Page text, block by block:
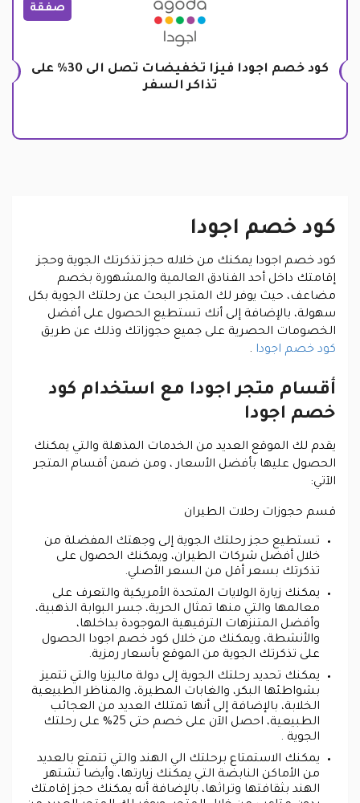
صفقة
كود خصم اجودا فيزا تخفيضات تصل الى 30% على
تذاكر السفر
كود خصم اجودا
كود خصم اجودا يمكنك من خلاله حجز تذكرتك الجوية وحجز
إقامتك داخل أحد الفنادق العالمية والمشهورة بخصم
مضاعف، حيث يوفر لك المتجر البحث عن رحلتك الجوية بكل
سهولة، بالإضافة إلى أنك تستطيع الحصول على أفضل
الخصومات الحصرية على جميع حجوزاتك وذلك عن طريق
كود خصم اجودا .
أقسام متجر اجودا مع استخدام كود
خصم اجودا
يقدم لك الموقع العديد من الخدمات المذهلة والتي يمكنك
الحصول عليها بأفضل الأسعار ، ومن ضمن أقسام المتجر
الآتي:
قسم حجوزات رحلات الطيران
تستطيع حجز رحلتك الجوية إلى وجهتك المفضلة من
خلال أفضل شركات الطيران، ويمكنك الحصول على
تذكرتك بسعر أقل من السعر الأصلي.
يمكنك زيارة الولايات المتحدة الأمريكية والتعرف على
معالمها والتي منها تمثال الحرية، جسر البوابة الذهبية،
وأفضل المتنزهات الترفيهية الموجودة بداخلها،
والأنشطة، ويمكنك من خلال كود خصم اجودا الحصول
على تذكرتك الجوية من الموقع بأسعار رمزية.
يمكنك تحديد رحلتك الجوية إلى دولة ماليزيا والتي تتميز
بشواطئها البكر، والغابات المطيرة، والمناظر الطبيعية
الخلابة، بالإضافة إلى أنها تمتلك العديد من العجائب
الطبيعية، احصل الآن على خصم حتى 25% على رحلتك
الجوية .
يمكنك الاستمتاع برحلتك الي الهند والتي تتمتع بالعديد
من الأماكن النابضة التي يمكنك زيارتها، وأيضا تشتهر
الهند بثقافتها وتراثها، بالإضافة أنه يمكنك حجز إقامتك